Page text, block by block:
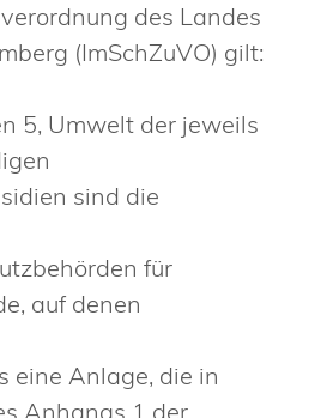
des Landes
(ImSchZuVO) gilt:
5, Umwelt der jeweils
sind die
für
auf denen
eine Anlage, die in
Anhangs 1 der